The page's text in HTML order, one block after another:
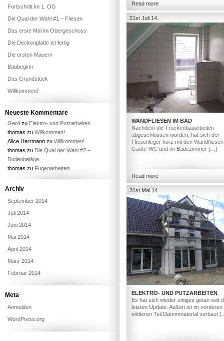
Read more
21st Juli 14
WANDFLIESEN IM BAD
Nachdem die Trockenbauarbeiten
abgeschlossen wurden, hat sich der
Fliesenleger kurz mit den
Gäste-WC und im Badezimmer […]
Read more
31st Mai 14
ELEKTRO- UND PUTZARBEITEN
Es hat sich wieder einiges getan seit
letzten Update. Außen ist im vorderen
mittleren Teil Dämmmaterial verbaut
Fortschritt im 1. OG
Die Qual der Wahl #1 – Fliesen
Das erste Mal im Obergeschoss
Die Deckenplatte ist fertig
Die ersten Mauern
Baubeginn
Das Grundstück
Willkommen!
Neueste Kommentare
Gerd zu Elektro- und Putzarbeiten
thomas zu Willkommen!
Alice Herrmann zu Willkommen!
thomas zu Die Qual der Wahl #2 –
Bodenbeläge
thomas zu Fugenarbeiten
Archiv
September 2014
Juli 2014
Juni 2014
Mai 2014
April 2014
März 2014
Februar 2014
Meta
Anmelden
WordPress.org